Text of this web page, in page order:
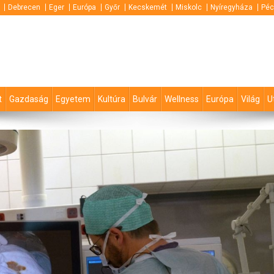
Debrecen Eger Európa Győr Kecskemét Miskolc Nyíregyháza
Gazdaság Egyetem Kultúra Bulvár Wellness Európa Világ